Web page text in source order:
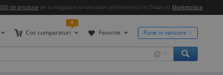
de produse de la magazine si vanzatori profesionisti in Okazii.ro Marketplace
Cos cumparaturi
0
Favorite Pune in vanzare